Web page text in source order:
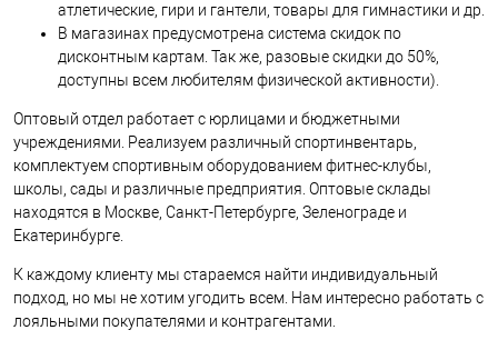
атлетические, гири и гантели, товары для гимнастики и др.
В магазинах предусмотрена система скидок по
дисконтным картам. Так же, разовые скидки до 50%,
доступны всем любителям физической активности).
Оптовый отдел работает с юрлицами и бюджетными
учреждениями. Реализуем различный спортинвентарь,
комплектуем спортивным оборудованием фитнес-клубы,
школы, сады и различные предприятия. Оптовые склады
находятся в Москве, Санкт-Петербурге, Зеленограде и
Екатеринбурге.
К каждому клиенту мы стараемся найти индивидуальный
подход, но мы не хотим угодить всем. Нам интересно работать с
лояльными покупателями и контрагентами.